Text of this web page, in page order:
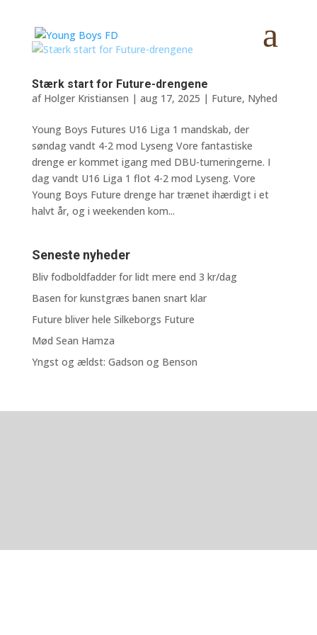
Stærk start for Future-drengene
af Holger Kristiansen | aug 17, 2025 | Future, Nyhed
Young Boys Futures U16 Liga 1 mandskab, der
søndag vandt 4-2 mod Lyseng Vore fantastiske
drenge er kommet igang med DBU-turneringerne. I
dag vandt U16 Liga 1 flot 4-2 mod Lyseng. Vore
Young Boys Future drenge har trænet ihærdigt i et
halvt år, og i weekenden kom...
Seneste nyheder
Bliv fodboldfadder for lidt mere end 3 kr/dag
Basen for kunstgræs banen snart klar
Future bliver hele Silkeborgs Future
Mød Sean Hamza
Yngst og ældst: Gadson og Benson